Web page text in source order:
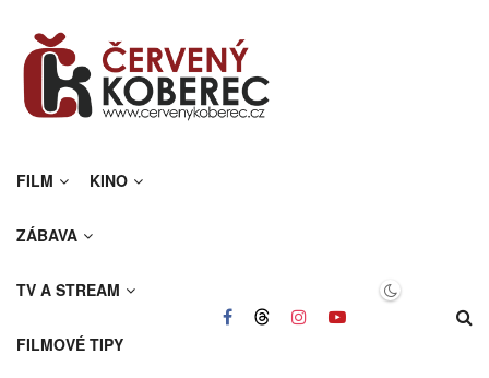
FILM KINO
ZÁBAVA
TV A STREAM
FILMOVÉ TIPY